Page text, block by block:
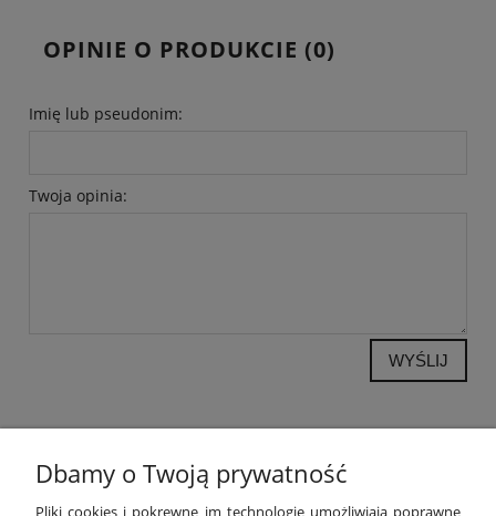
OPINIE O PRODUKCIE (0)
Imię lub pseudonim:
Twoja opinia:
WYŚLIJ
POMOC
Dbamy o Twoją prywatność
Pliki cookies i pokrewne im technologie umożliwiają poprawne